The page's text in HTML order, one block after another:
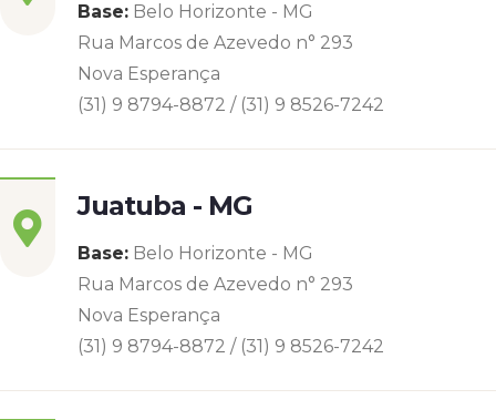
Base: Belo Horizonte - MG
Rua Marcos de Azevedo n° 293
Nova Esperança
(31) 9 8794-8872 / (31) 9 8526-7242
Juatuba - MG
Base: Belo Horizonte - MG
Rua Marcos de Azevedo n° 293
Nova Esperança
(31) 9 8794-8872 / (31) 9 8526-7242